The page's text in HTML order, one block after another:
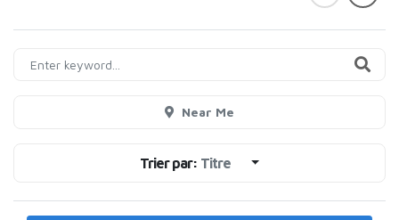
Near Me
Trier par: Titre